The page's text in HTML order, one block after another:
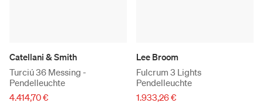
Catellani & Smith
Turciú 36 Messing -
Pendelleuchte
4.414,70 €
Lee Broom
Fulcrum 3 Lights
Pendelleuchte
1.933,26 €